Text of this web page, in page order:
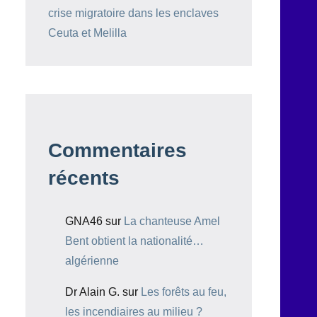
crise migratoire dans les enclaves
Ceuta et Melilla
Commentaires
récents
GNA46 sur La chanteuse Amel
Bent obtient la nationalité…
algérienne
Dr Alain G. sur Les forêts au feu,
les incendiaires au milieu ?